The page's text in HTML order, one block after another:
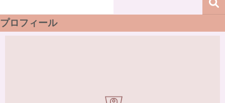
プロフィール